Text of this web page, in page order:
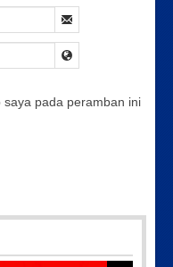
pada peramban ini